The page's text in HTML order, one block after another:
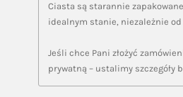
Ciasta są starannie
idealnym stanie, niezależnie od
Jeśli chce Pani złożyć
prywatną – ustalimy szczegóły